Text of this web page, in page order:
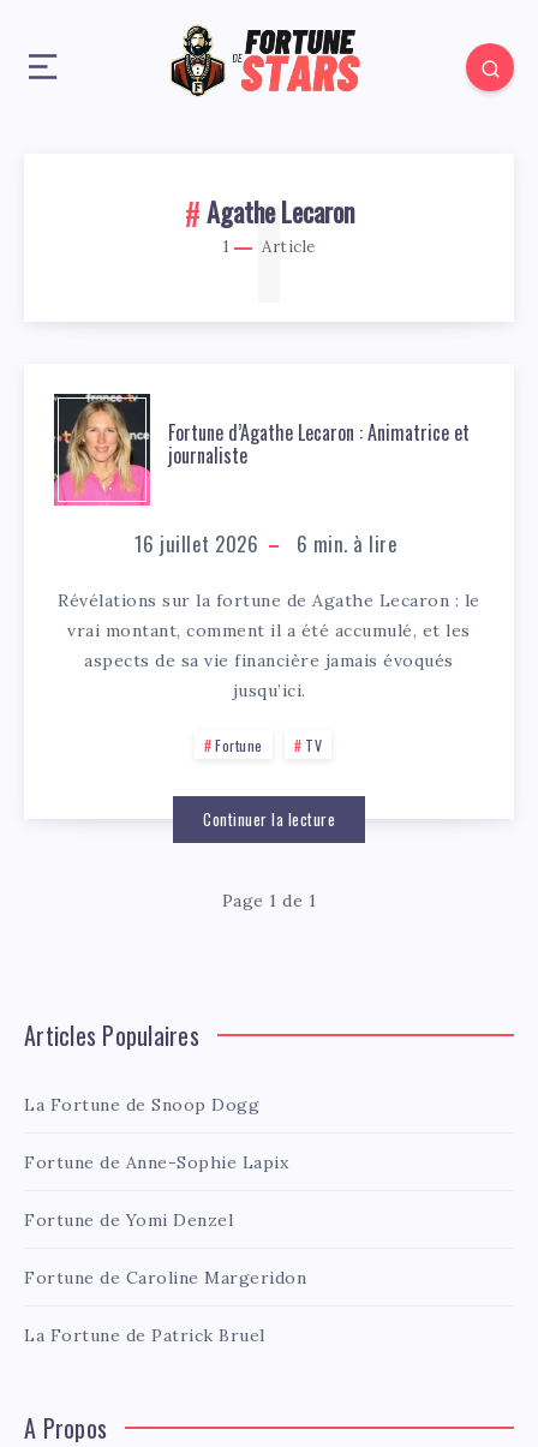
Agathe Lecaron
1 Article
1
Fortune d’Agathe Lecaron : Animatrice et
journaliste
16 juillet 2026 6 min. à lire
Révélations sur la fortune de Agathe Lecaron : le
vrai montant, comment il a été accumulé, et les
aspects de sa vie financière jamais évoqués
jusqu’ici.
Fortune TV
Continuer la lecture
Page 1 de 1
Articles Populaires
La Fortune de Snoop Dogg
Fortune de Anne-Sophie Lapix
Fortune de Yomi Denzel
Fortune de Caroline Margeridon
La Fortune de Patrick Bruel
A Propos